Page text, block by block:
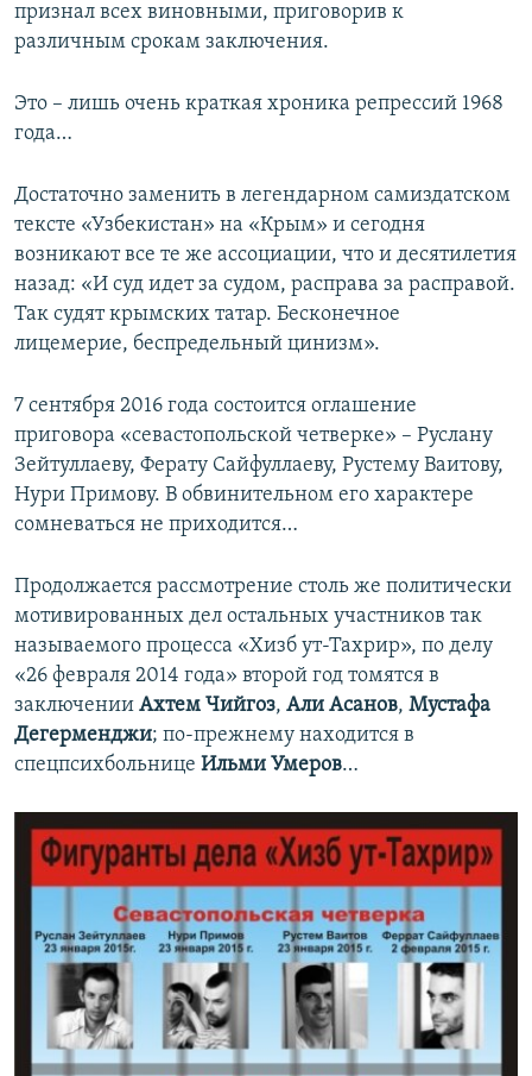
признал всех виновными, приговорив к
различным срокам заключения.
Это – лишь очень краткая хроника репрессий 1968
года…
Достаточно заменить в легендарном самиздатском
тексте «Узбекистан» на «Крым» и сегодня
возникают все те же ассоциации, что и десятилетия
назад: «И суд идет за судом, расправа за расправой.
Так судят крымских татар. Бесконечное
лицемерие, беспредельный цинизм».
7 сентября 2016 года состоится оглашение
приговора «севастопольской четверке» – Руслану
Зейтуллаеву, Ферату Сайфуллаеву, Рустему Ваитову,
Нури Примову. В обвинительном его характере
сомневаться не приходится…
Продолжается рассмотрение столь же политически
мотивированных дел остальных участников так
называемого процесса «Хизб ут-Тахрир», по делу
«26 февраля 2014 года» второй год томятся в
заключении Ахтем Чийгоз, Али Асанов, Мустафа
Дегерменджи; по-прежнему находится в
спецпсихбольнице Ильми Умеров…